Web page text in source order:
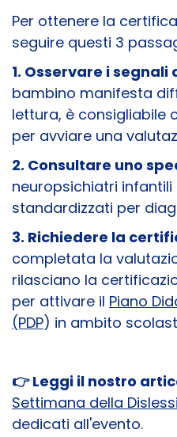
Per ottenere la
seguire questi 3
1. Osservare i
bambino manifesta
lettura, è consigliabile
per avviare una
2. Consultare uno
neuropsichiatri
standardizzati per
3. Richiedere la
completata la
rilasciano la
per attivare il Piano
(PDP) in ambito
👉 Leggi il nostro
Settimana della
dedicati all'evento.